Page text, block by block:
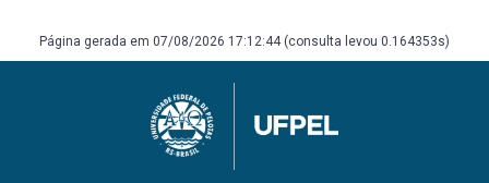
Página gerada em 07/08/2026 17:12:44 (consulta levou 0.164353s)